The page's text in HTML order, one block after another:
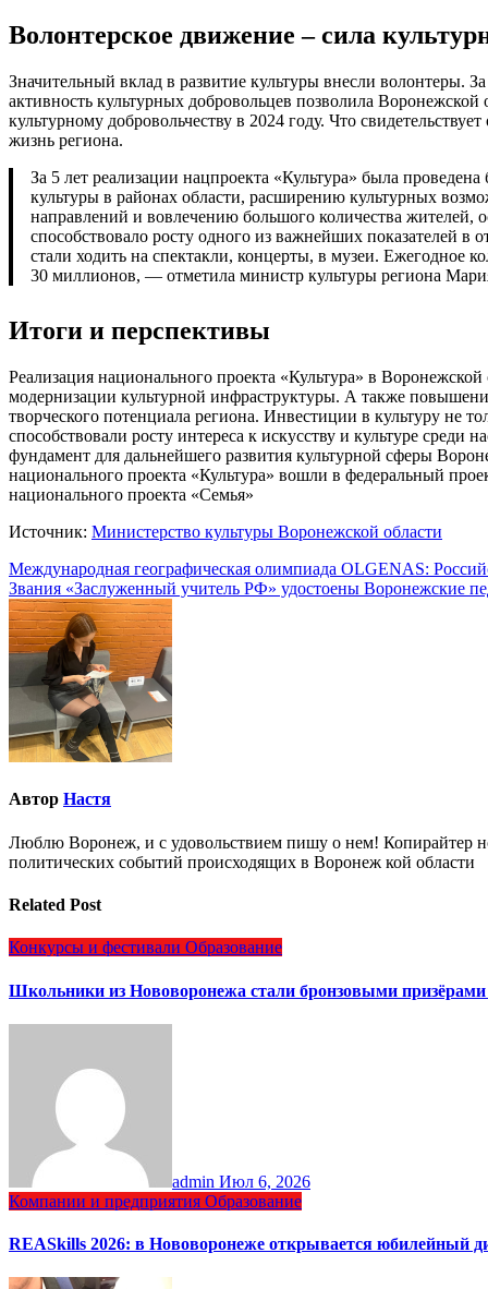
Волонтерское движение – сила
Значительный вклад в развитие культуры внесли волонтеры.
активность культурных добровольцев позволила
культурному добровольчеству в 2024 году. Что
жизнь региона.
За 5 лет реализации нацпроекта «Культура» была проведена большая работа по модернизации учреждений
культуры в районах области, расширению культурных
направлений и вовлечению большого количества жителей,
способствовало росту одного из важнейших показателей
стали ходить на спектакли, концерты, в музеи. Ежегодное
30 миллионов, — отметила министр культуры региона
Итоги и перспективы
Реализация национального проекта «Культура» в
модернизации культурной инфраструктуры. А также
творческого потенциала региона. Инвестиции в культуру не
способствовали росту интереса к искусству и культуре
фундамент для дальнейшего развития культурной сферы
национального проекта «Культура» вошли в федеральный
национального проекта «Семья»
Источник: Министерство культуры Воронежской области
Навигация
по
записям
Международная географическая олимпиада OLGENAS:
Звания «Заслуженный учитель РФ» удостоены Воронежские
Автор Настя
Люблю Воронеж, и с удовольствием пишу о нем! Копирайтер
политических событий происходящих в Воронеж кой области
Related Post
Конкурсы и фестивали Образование
Школьники из Нововоронежа стали бронзовыми призёрами
admin Июл 6, 2026
Компании и предприятия Образование
REASkills 2026: в Нововоронеже открывается юбилейный